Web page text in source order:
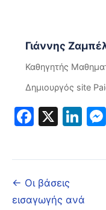
Γιάννης
Καθηγητής
Δημιουργός site
X
← Οι βάσεις
εισαγωγής ανά